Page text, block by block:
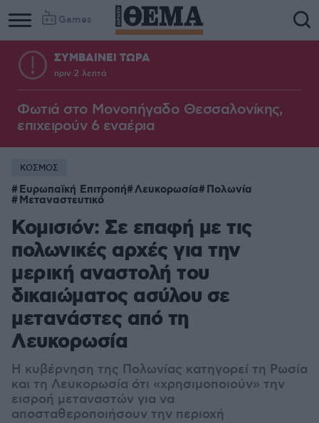
Games
ΣΥΜΒΑΙΝΕΙ ΤΩΡΑ
πριν 2 λεπτά
Φωτιά στο Μονοπήγαδο Θεσσαλονίκης,
επιχειρούν 6 εναέρια
ΚΟΣΜΟΣ
Ευρωπαϊκή Επιτροπή Λευκορωσία Πολωνία
Μεταναστευτικό
Κομισιόν: Σε επαφή με τις
πολωνικές αρχές για την
μερική αναστολή του
δικαιώματος ασύλου σε
μετανάστες από τη
Λευκορωσία
Η κυβέρνηση της Πολωνίας κατηγορεί τη Ρωσία
και τη Λευκορωσία ότι «χρησιμοποιούν» την
εισροή μεταναστών για να
αποσταθεροποιήσουν την περιοχή